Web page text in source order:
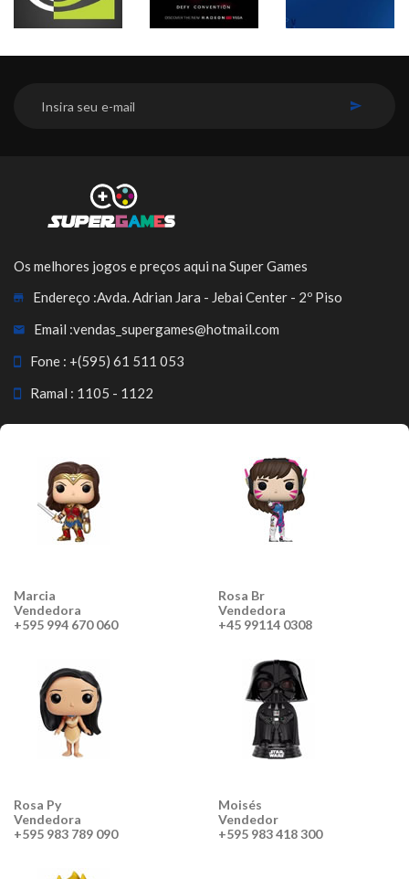
Os melhores jogos e preços aqui na Super Games
Endereço :Avda. Adrian Jara - Jebai Center - 2º Piso
Email :vendas_supergames@hotmail.com
Fone : +(595) 61 511 053
Ramal : 1105 - 1122
Marcia
Vendedora
+595 994 670 060
Rosa Br
Vendedora
+45 99114 0308
Rosa Py
Vendedora
+595 983 789 090
Moisés
Vendedor
+595 983 418 300